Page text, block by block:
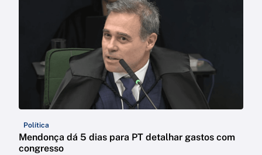
Política
Mendonça dá 5 dias para PT detalhar gastos com
congresso